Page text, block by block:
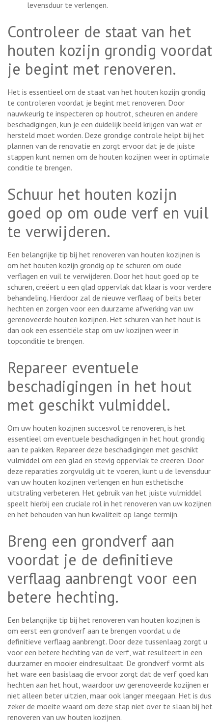
levensduur te verlengen.
Controleer de staat van het
houten kozijn grondig voordat
je begint met renoveren.
Het is essentieel om de staat van het houten kozijn grondig
te controleren voordat je begint met renoveren. Door
nauwkeurig te inspecteren op houtrot, scheuren en andere
beschadigingen, kun je een duidelijk beeld krijgen van wat er
hersteld moet worden. Deze grondige controle helpt bij het
plannen van de renovatie en zorgt ervoor dat je de juiste
stappen kunt nemen om de houten kozijnen weer in optimale
conditie te brengen.
Schuur het houten kozijn
goed op om oude verf en vuil
te verwijderen.
Een belangrijke tip bij het renoveren van houten kozijnen is
om het houten kozijn grondig op te schuren om oude
verflagen en vuil te verwijderen. Door het hout goed op te
schuren, creëert u een glad oppervlak dat klaar is voor verdere
behandeling. Hierdoor zal de nieuwe verflaag of beits beter
hechten en zorgen voor een duurzame afwerking van uw
gerenoveerde houten kozijnen. Het schuren van het hout is
dan ook een essentiële stap om uw kozijnen weer in
topconditie te brengen.
Repareer eventuele
beschadigingen in het hout
met geschikt vulmiddel.
Om uw houten kozijnen succesvol te renoveren, is het
essentieel om eventuele beschadigingen in het hout grondig
aan te pakken. Repareer deze beschadigingen met geschikt
vulmiddel om een glad en stevig oppervlak te creëren. Door
deze reparaties zorgvuldig uit te voeren, kunt u de levensduur
van uw houten kozijnen verlengen en hun esthetische
uitstraling verbeteren. Het gebruik van het juiste vulmiddel
speelt hierbij een cruciale rol in het renoveren van uw kozijnen
en het behouden van hun kwaliteit op lange termijn.
Breng een grondverf aan
voordat je de definitieve
verflaag aanbrengt voor een
betere hechting.
Een belangrijke tip bij het renoveren van houten kozijnen is
om eerst een grondverf aan te brengen voordat u de
definitieve verflaag aanbrengt. Door deze tussenlaag zorgt u
voor een betere hechting van de verf, wat resulteert in een
duurzamer en mooier eindresultaat. De grondverf vormt als
het ware een basislaag die ervoor zorgt dat de verf goed kan
hechten aan het hout, waardoor uw gerenoveerde kozijnen er
niet alleen beter uitzien, maar ook langer meegaan. Het is dus
zeker de moeite waard om deze stap niet over te slaan bij het
renoveren van uw houten kozijnen.